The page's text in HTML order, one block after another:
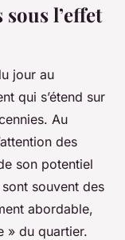
l’effet
jour au
qui s’étend sur
Au
des
son potentiel
souvent des
abordable,
» du quartier.